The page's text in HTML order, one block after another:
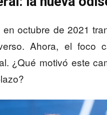
octubre de 2021
Ahora, el foco
¿Qué motivó este